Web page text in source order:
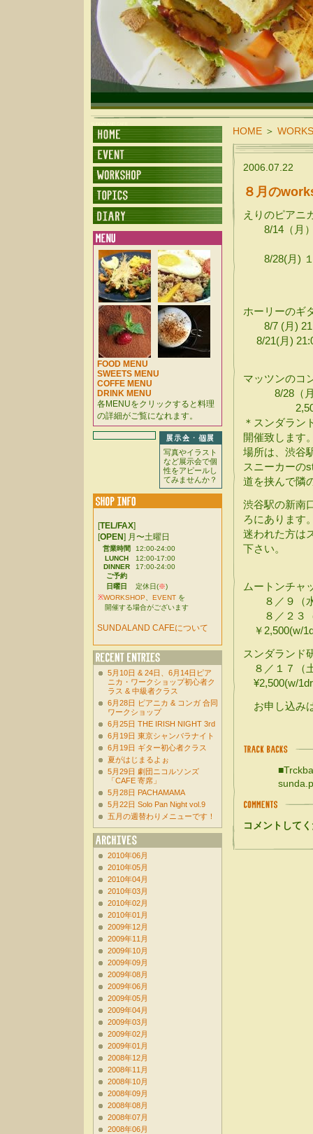
HOME ＞
2006.07.22
８月の
えりのピアニ
8/14（月）
8/28(月) １
ホーリーのギ
8/7 (月)
8/21(月)
マッツンのコ
8/28（月）
2,500
＊スンダラン
開催致します
場所は、渋谷
スニーカーの
道を挟んで隣
渋谷駅の新南
ろにあります
迷われた方は
下さい。
ムートンチャ
８／９（水
８／２３（
￥2,500(w/
スンダランド
８／１７（
¥2,500(w/
お申し込み
コメントして
FOOD MENU
SWEETS MENU
COFFE MENU
DRINK MENU
各MENUをクリックすると料理
の詳細がご覧になれます。
写真やイラスト
など展示会で個
性をアピールし
てみませんか？
[TEL/FAX]
[OPEN] 月〜土曜日
営業時間
12:00-24:00
LUNCH
12:00-17:00
DINNER
17:00-24:00
ご予約
日曜日
定休日(※)
※WORKSHOP EVENT を
開催する場合がございます
SUNDALAND CAFEについて
5月10日 & 24日、6月14日ピア
ニカ・ワークショップ初心者ク
ラス & 中級者クラス
6月28日 ピアニカ & コンガ 合同
ワークショップ
6月25日 THE IRISH NIGHT 3rd
6月19日 東京シャンバラナイト
6月19日 ギター初心者クラス
夏がはじまるよぉ
5月29日 劇団ニコルソンズ
「CAFE 寄席」
5月28日 PACHAMAMA
5月22日 Solo Pan Night vol.9
五月の週替わりメニューです！
2010年06月
2010年05月
2010年04月
2010年03月
2010年02月
2010年01月
2009年12月
2009年11月
2009年10月
2009年09月
2009年08月
2009年06月
2009年05月
2009年04月
2009年03月
2009年02月
2009年01月
2008年12月
2008年11月
2008年10月
2008年09月
2008年08月
2008年07月
2008年06月